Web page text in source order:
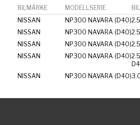
BILMÄRKE MODELLSERIE
NISSAN
NP300 NAVARA (D40)
NISSAN
NP300 NAVARA (D40)
NISSAN
NP300 NAVARA (D40)
NISSAN
NP300 NAVARA (D40)
NISSAN NP300 NAVARA (D40)